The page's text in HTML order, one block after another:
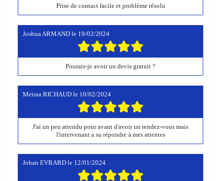
Prise de contact facile et problème résolu
Joshua ARMAND le 19/02/2024
Pourais-je avoir un devis gratuit ?
Meïssa RICHAUD le 10/02/2024
J'ai un peu attendu pour avant d'avoir un rendez-vous mais
l'intervenant a su répondre à mes attentes
Johan EVRARD le 12/01/2024